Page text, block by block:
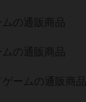
の通販商品
の通販商品
ームの通販商品